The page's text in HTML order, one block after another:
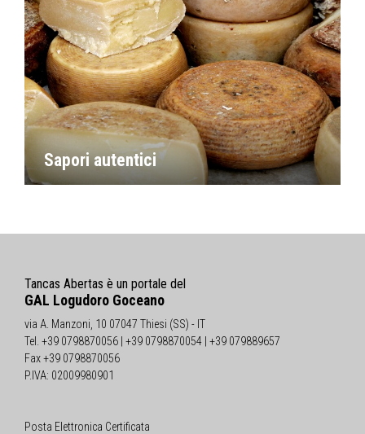
Sapori autentici
Tancas Abertas è un portale del
GAL Logudoro Goceano
via A. Manzoni, 10 07047 Thiesi (SS) - IT
Tel. +39 0798870056 | +39 0798870054 | +39 079889657
Fax +39 0798870056
P.IVA: 02009980901
Posta Elettronica Certificata